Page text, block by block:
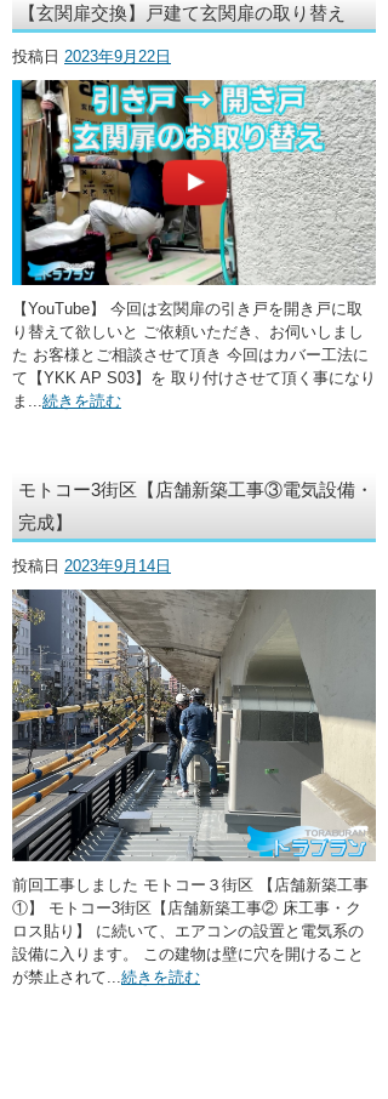
・ここに水栓がほしい
・水廻りメンテナンス
【玄関扉交換】戸建て玄関扉の取り替え
投稿日 2023年9月22日
【YouTube】 今回は玄関扉の引き戸を開き戸に取
り替えて欲しいと ご依頼いただき、お伺いしまし
た お客様とご相談させて頂き 今回はカバー工法に
て【YKK AP S03】を 取り付けさせて頂く事になり
ま... 続きを読む
モトコー3街区【店舗新築工事③電気設備・
完成】
投稿日 2023年9月14日
前回工事しました モトコー３街区 【店舗新築工事
①】 モトコー3街区【店舗新築工事② 床工事・ク
ロス貼り】 に続いて、エアコンの設置と電気系の
設備に入ります。 この建物は壁に穴を開けること
が禁止されて...続きを読む